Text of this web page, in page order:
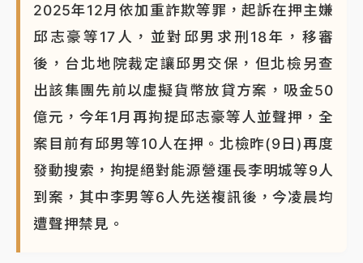
2025年12月依加重詐欺等罪，起訴在押主嫌
邱志豪等17人，並對邱男求刑18年，移審
後，台北地院裁定讓邱男交保，但北檢另查
出該集團先前以虛擬貨幣放貸方案，吸金50
億元，今年1月再拘提邱志豪等人並聲押，全
案目前有邱男等10人在押。北檢昨(9日)再度
發動搜索，拘提絕對能源營運長李明城等9人
到案，其中李男等6人先送複訊後，今凌晨均
遭聲押禁見。